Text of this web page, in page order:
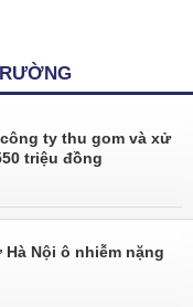
ty thu gom và xử
triệu đồng
Nội ô nhiễm nặng